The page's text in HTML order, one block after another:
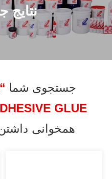
نتایج
جستجوی شما
GLUE”
همخوانی داشتن 80